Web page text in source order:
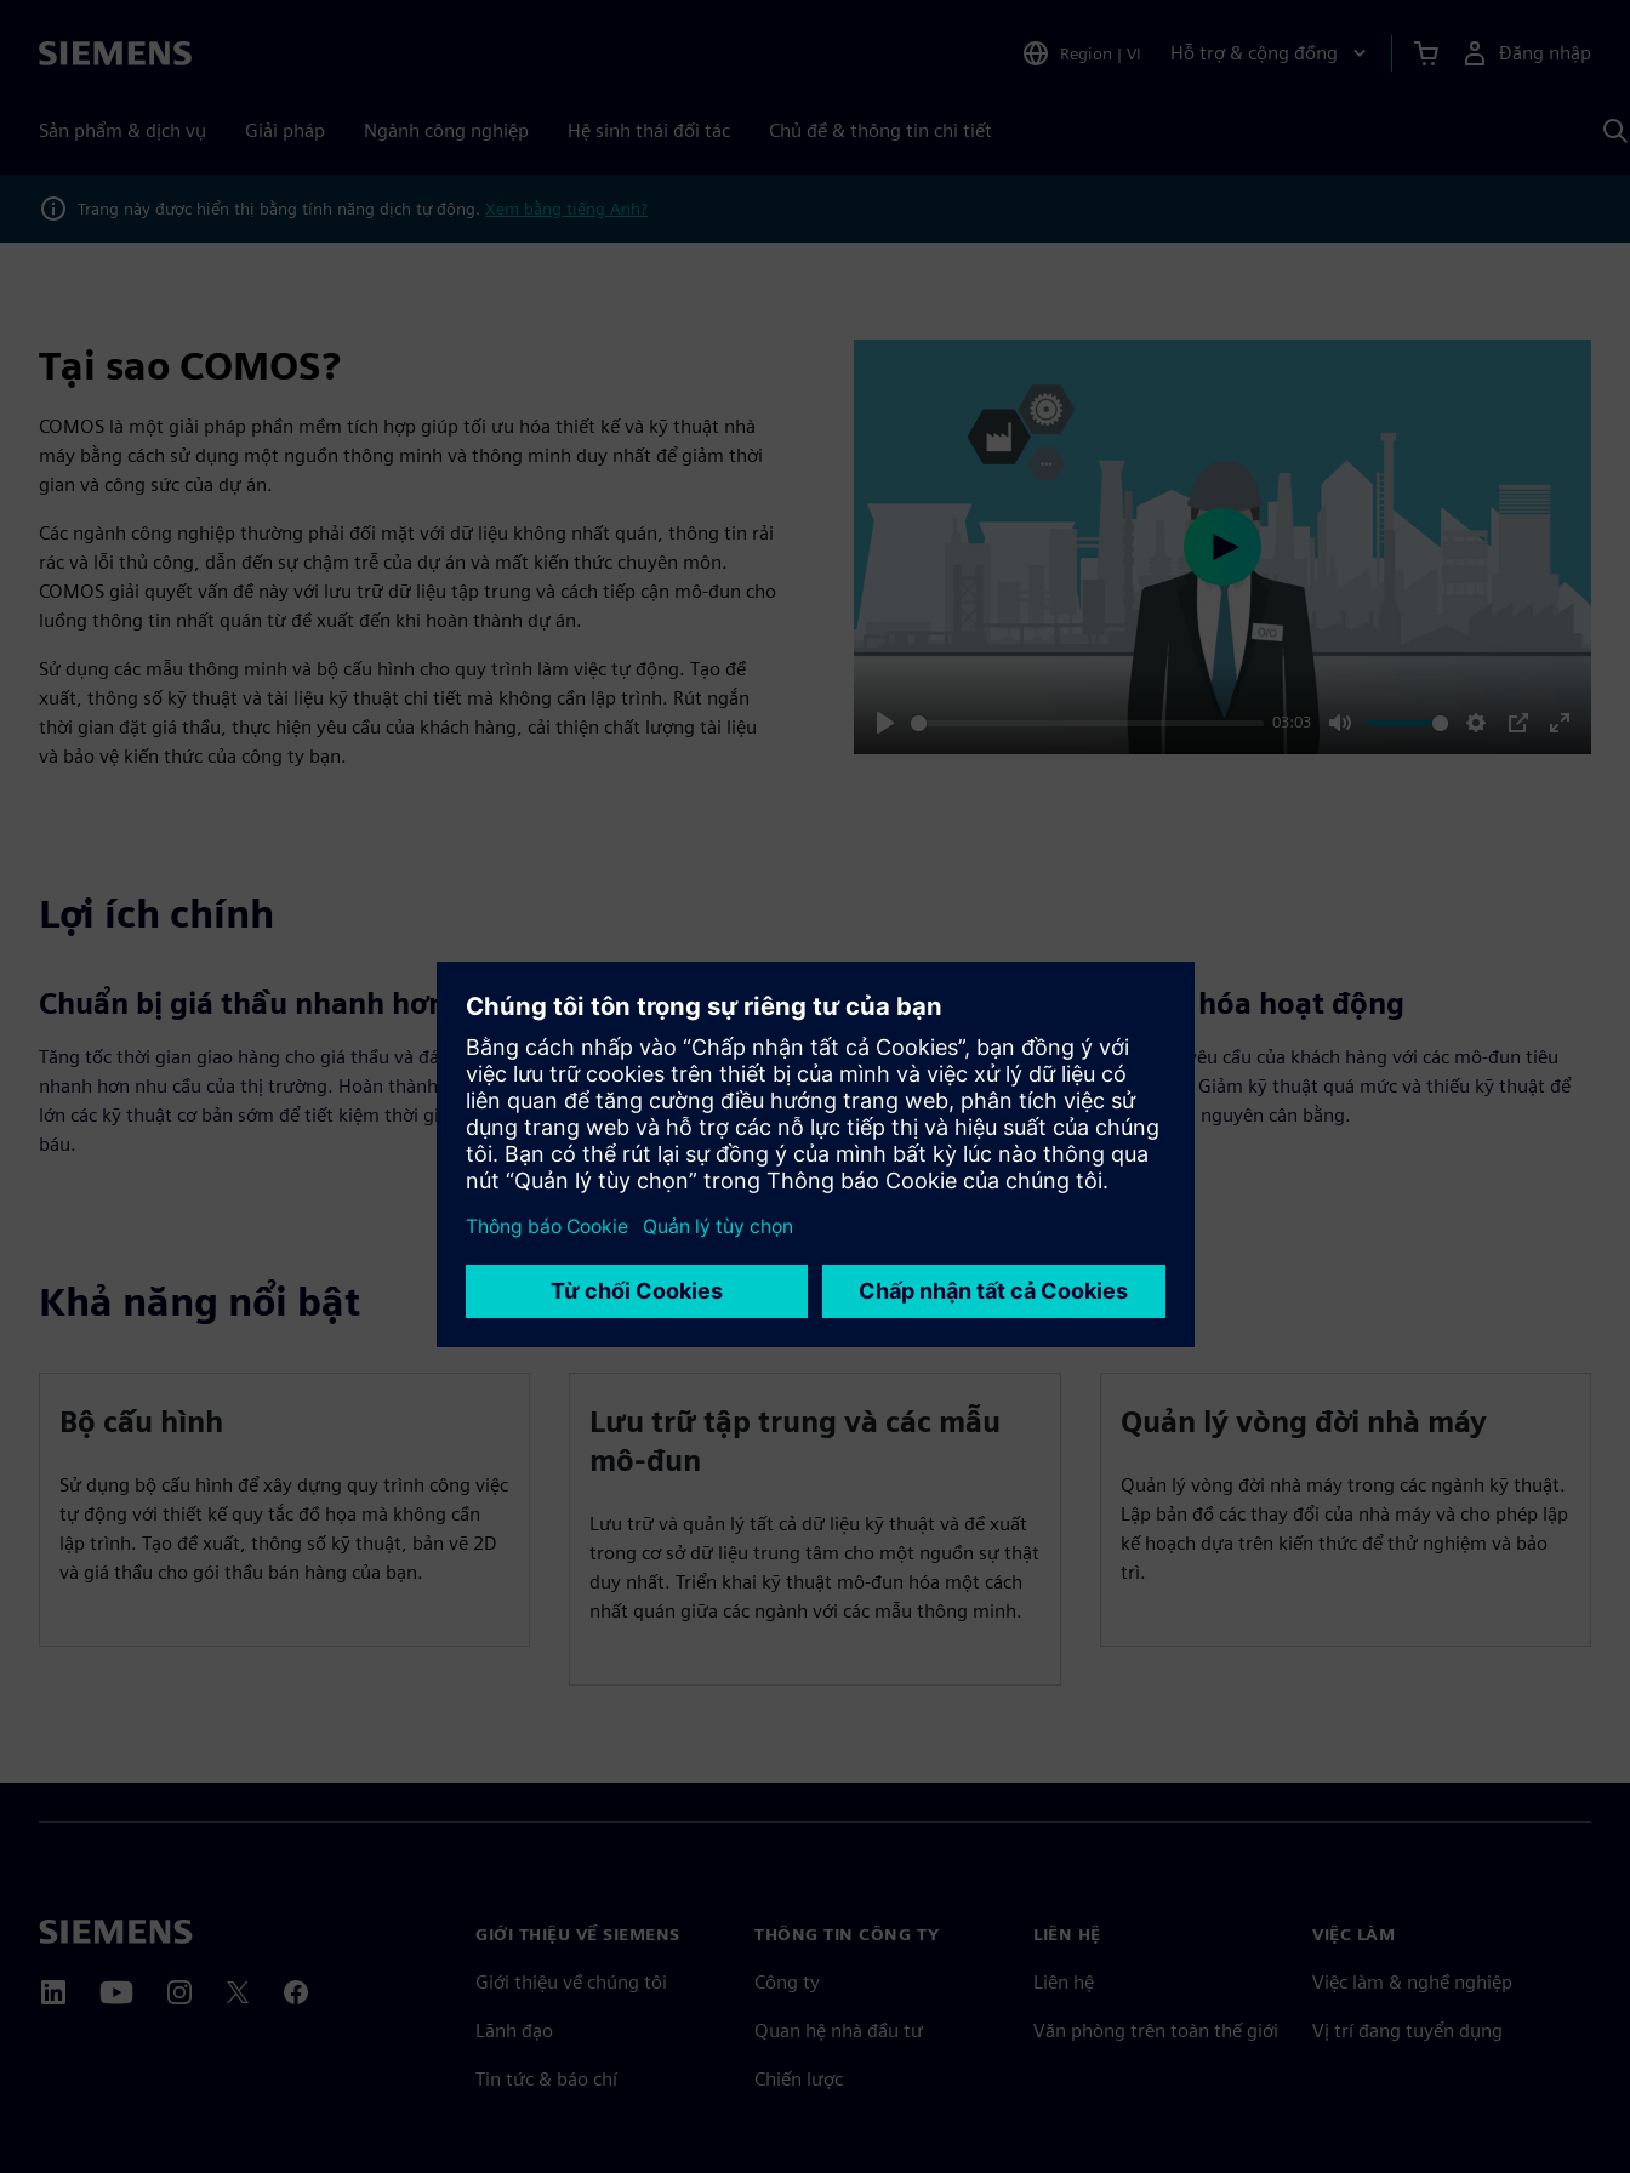
Siemens Region | VI Hỗ trợ & cộng đồng Đăng nhập
Sản phẩm & dịch vụ Giải pháp Ngành công nghiệp Hệ sinh thái đối tác Chủ đề & thông tin chi tiết
Trang này được hiển thị bằng tính năng dịch tự động. Xem bằng tiếng Anh?
Tại sao COMOS?
COMOS là một giải pháp phần mềm tích hợp giúp tối ưu hóa thiết kế và kỹ thuật nhà
máy bằng cách sử dụng một nguồn thông minh và thông minh duy nhất để giảm thời
gian và công sức của dự án.
Các ngành công nghiệp thường phải đối mặt với dữ liệu không nhất quán, thông tin rải
rác và lỗi thủ công, dẫn đến sự chậm trễ của dự án và mất kiến thức chuyên môn.
COMOS giải quyết vấn đề này với lưu trữ dữ liệu tập trung và cách tiếp cận mô-đun cho
luồng thông tin nhất quán từ đề xuất đến khi hoàn thành dự án.
Sử dụng các mẫu thông minh và bộ cấu hình cho quy trình làm việc tự động. Tạo đề
xuất, thông số kỹ thuật và tài liệu kỹ thuật chi tiết mà không cần lập trình. Rút ngắn
thời gian đặt giá thầu, thực hiện yêu cầu của khách hàng, cải thiện chất lượng tài liệu
và bảo vệ kiến thức của công ty bạn.
Play
03:03
Mute Settings
PIP
Enter
Play
Lợi ích chính
Chuẩn bị giá thầu nhanh hơn
Tăng tốc thời gian giao hàng cho giá thầu và đáp ứng
nhanh hơn nhu cầu của thị trường. Hoàn thành một phần
lớn các kỹ thuật cơ bản sớm để tiết kiệm thời gian quý
báu.
Duy trì tuân thủ
Tăng chất lượng tài liệu cho tất cả các dự án của bạn. Cho
phép tuân thủ các nguyên tắc và quy tắc của công ty đồng
thời giảm rủi ro và sai sót. Duy trì độ chính xác trên tất cả
các tài liệu.
Hợp lý hóa hoạt động
Thực hiện yêu cầu của khách hàng với các mô-đun tiêu
chuẩn hóa. Giảm kỹ thuật quá mức và thiếu kỹ thuật để
sử dụng tài nguyên cân bằng.
Khả năng nổi bật
Bộ cấu hình
Sử dụng bộ cấu hình để xây dựng quy trình công việc
tự động với thiết kế quy tắc đồ họa mà không cần
lập trình. Tạo đề xuất, thông số kỹ thuật, bản vẽ 2D
và giá thầu cho gói thầu bán hàng của bạn.
Lưu trữ tập trung và các mẫu
mô-đun
Lưu trữ và quản lý tất cả dữ liệu kỹ thuật và đề xuất
trong cơ sở dữ liệu trung tâm cho một nguồn sự thật
duy nhất. Triển khai kỹ thuật mô-đun hóa một cách
nhất quán giữa các ngành với các mẫu thông minh.
Quản lý vòng đời nhà máy
Quản lý vòng đời nhà máy trong các ngành kỹ thuật.
Lập bản đồ các thay đổi của nhà máy và cho phép lập
kế hoạch dựa trên kiến thức để thử nghiệm và bảo
trì.
GIỚI THIỆU VỀ SIEMENS
Giới thiệu về chúng tôi
Lãnh đạo
Tin tức & báo chí
THÔNG TIN CÔNG TY
Công ty
Quan hệ nhà đầu tư
Chiến lược
LIÊN HỆ
Liên hệ
Văn phòng trên toàn thế giới
VIỆC LÀM
Việc làm & nghề nghiệp
Vị trí đang tuyển dụng